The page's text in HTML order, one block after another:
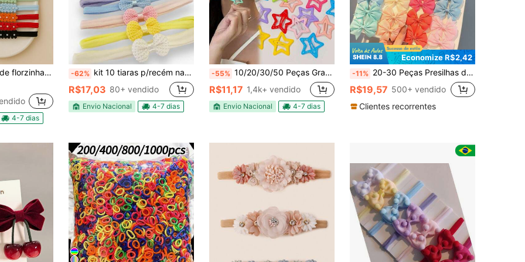
seda para recém nascido
4-7 dias
-62% kit 10 tiaras p/recém nascido, faixas de bebê, lacinho de crochê na meia de seda
R$17,03 80+ vendido
Envio Nacional 4-7 dias
-55% 10/20/30/50 Peças Grampos De Cabelo Coloridos Variados Em Forma De Estrela, Acessórios Ideais De Cabelo Para Meninas, Para Festa, Penteado De Feriado (Cor Aleatória)
R$11,17 1,4k+ vendido
Envio Nacional 4-7 dias
Economize R$2,42
-11% 20-30 Peças Presilhas de Cabelo Borboleta de Cores Mistas Estilo Coreano Acessórios de Cabelo da Moda para Crianças
R$19,57 500+ vendido
Clientes recorrentes